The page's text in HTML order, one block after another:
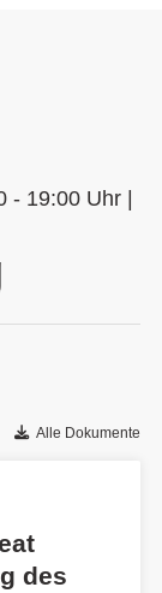
19:00 Uhr |
Alle Dokumente
des